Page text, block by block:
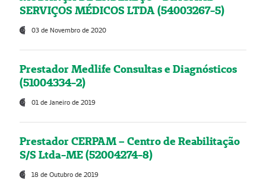
SERVIÇOS MÉDICOS LTDA (54003267-5)
03 de Novembro de 2020
Prestador Medlife Consultas e Diagnósticos
(51004334-2)
01 de Janeiro de 2019
Prestador CERPAM – Centro de Reabilitação
S/S Ltda-ME (52004274-8)
18 de Outubro de 2019